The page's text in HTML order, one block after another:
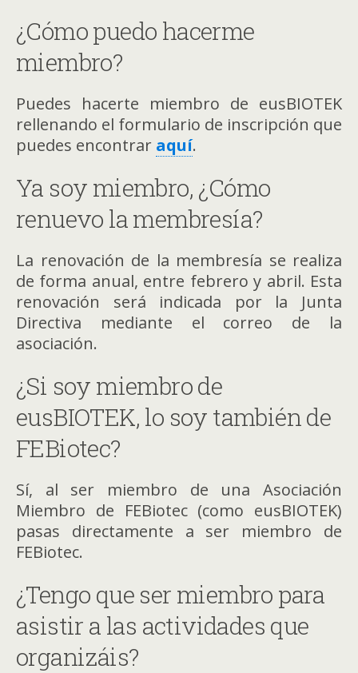
¿Cómo puedo hacerme
miembro?
Puedes hacerte miembro de eusBIOTEK
rellenando el formulario de inscripción que
puedes encontrar aquí.
Ya soy miembro, ¿Cómo
renuevo la membresía?
La renovación de la membresía se realiza
de forma anual, entre febrero y abril. Esta
renovación será indicada por la Junta
Directiva mediante el correo de la
asociación.
¿Si soy miembro de
eusBIOTEK, lo soy también de
FEBiotec?
Sí, al ser miembro de una Asociación
Miembro de FEBiotec (como eusBIOTEK)
pasas directamente a ser miembro de
FEBiotec.
¿Tengo que ser miembro para
asistir a las actividades que
organizáis?